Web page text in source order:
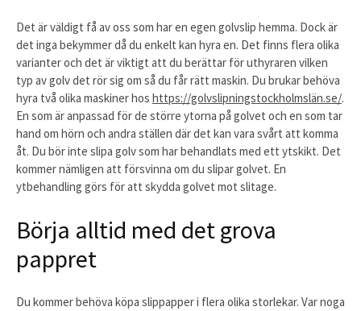
Det är väldigt få av oss som har en egen golvslip hemma. Dock är
det inga bekymmer då du enkelt kan hyra en. Det finns flera olika
varianter och det är viktigt att du berättar för uthyraren vilken
typ av golv det rör sig om så du får rätt maskin. Du brukar behöva
hyra två olika maskiner hos https://golvslipningstockholmslän.se/.
En som är anpassad för de större ytorna på golvet och en som tar
hand om hörn och andra ställen där det kan vara svårt att komma
åt. Du bör inte slipa golv som har behandlats med ett ytskikt. Det
kommer nämligen att försvinna om du slipar golvet. En
ytbehandling görs för att skydda golvet mot slitage.
Börja alltid med det grova
pappret
Du kommer behöva köpa slippapper i flera olika storlekar. Var noga